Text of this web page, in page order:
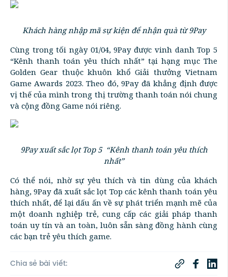
Khách hàng nhập mã sự kiện để nhận quà từ 9Pay
Cùng trong tối ngày 01/04, 9Pay được vinh danh Top 5
“Kênh thanh toán yêu thích nhất” tại hạng mục The
Golden Gear thuộc khuôn khổ Giải thưởng Vietnam
Game Awards 2023. Theo đó, 9Pay đã khẳng định được
vị thế của mình trong thị trường thanh toán nói chung
và cộng đồng Game nói riêng.
9Pay xuất sắc lọt Top 5 “Kênh thanh toán yêu thích
nhất”
Có thể nói, nhờ sự yêu thích và tin dùng của khách
hàng, 9Pay đã xuất sắc lọt Top các kênh thanh toán yêu
thích nhất, để lại dấu ấn về sự phát triển mạnh mẽ của
một doanh nghiệp trẻ, cung cấp các giải pháp thanh
toán uy tín và an toàn, luôn sẵn sàng đồng hành cùng
các bạn trẻ yêu thích game.
Chia sẻ bài viết: